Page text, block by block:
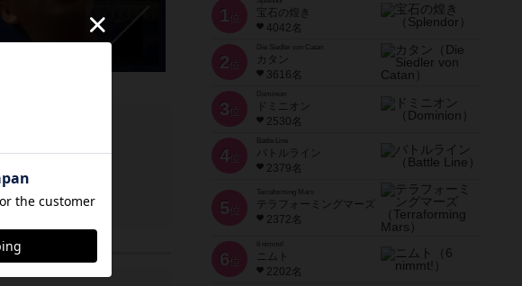
1 位
宝石の煌き
4042名
2 位
Die Siedler von Catan
カタン
3616名
3 位
ドミニオン
2530名
4位
Battle Line
バトルライン
2379名
5 位
Terraforming Mars
テラフォーミングマーズ
2372名
6 位
ニムト
2202名